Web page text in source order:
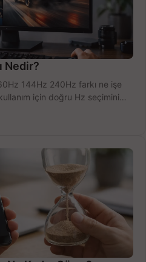
Nedir?
144Hz 240Hz farkı ne işe
için doğru Hz seçimini